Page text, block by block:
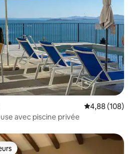
Évaluation
4,88 (108)
avec piscine privée